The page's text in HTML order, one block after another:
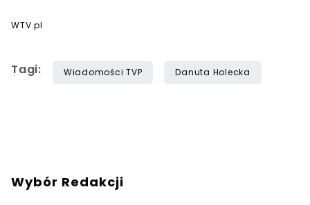
WTV.pl
Tagi: Wiadomości TVP Danuta Holecka
Wybór Redakcji